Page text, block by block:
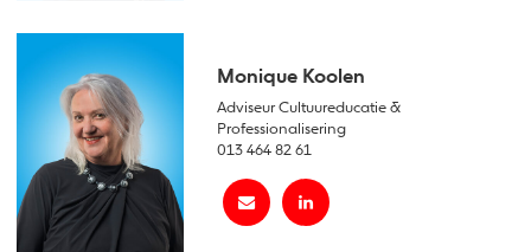
Monique Koolen
Adviseur Cultuureducatie &
Professionalisering
013 464 82 61